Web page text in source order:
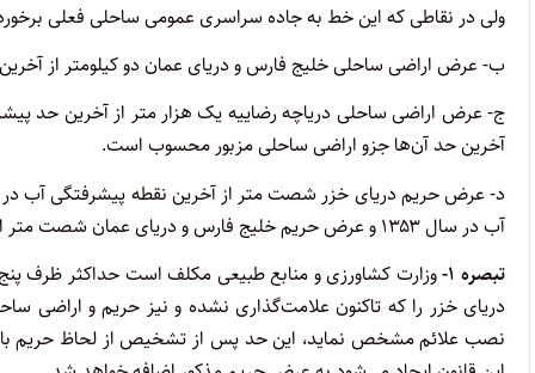
ولی در نقاطی که این خط به جاده سراسری عمومی ساحلی فعلی
ب- عرض اراضی ساحلی خلیج فارس و دریای عمان دو کیلومتر از
آخرین حد آن‌ها جزو اراضی ساحلی مزبور محسوب است.
آب در سال ۱۳۵۳ و عرض حریم خلیج فارس و دریای عمان شصت متر از آخرین نقطه مد می‌باشد.
‌تبصره ۱-
وزارت کشاورزی و منابع طبیعی مکلف است حداکثر ظرف
دریای خزر را که تاکنون علامت‌گذاری نشده و نیز حریم و اراضی
نصب علائم مشخص نماید، این حد پس از تشخیص از لحاظ حریم